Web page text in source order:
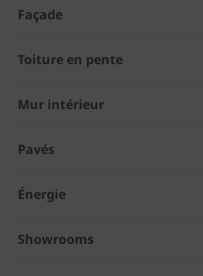
Façade
Toiture en pente
Mur intérieur
Pavés
Énergie
Showrooms